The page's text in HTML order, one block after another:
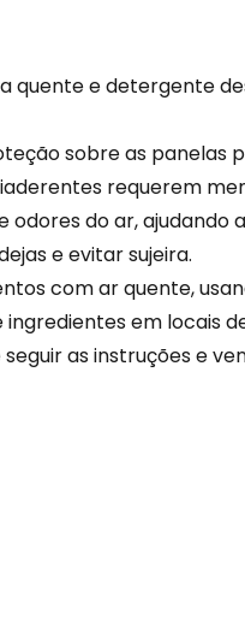
quente e detergente
sobre as panelas
requerem
do ar, ajudando
e evitar sujeira.
com ar quente,
em locais
as instruções e